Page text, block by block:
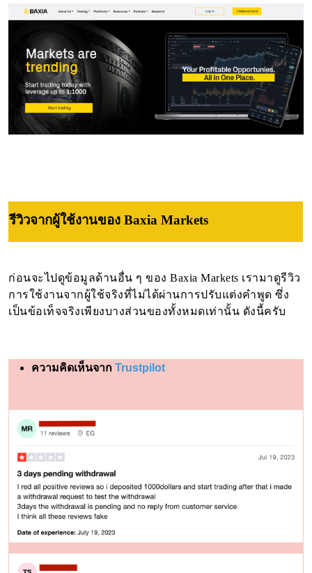
รีวิวจากผู้ใช้งานของ Baxia Markets
ก่อนจะไปดูข้อมูลด้านอื่น ๆ ของ Baxia Markets เรามาดูรีวิว
การใช้งานจากผู้ใช้จริงที่ไม่ได้ผ่านการปรับแต่งคำพูด ซึ่ง
เป็นข้อเท็จจริงเพียงบางส่วนของทั้งหมดเท่านั้น ดังนี้ครับ
ความคิดเห็นจาก Trustpilot